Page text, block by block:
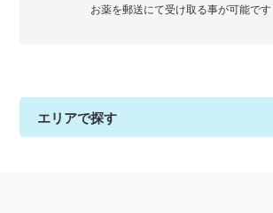
お薬を郵送にて受け取る事が可能です
エリアで探す